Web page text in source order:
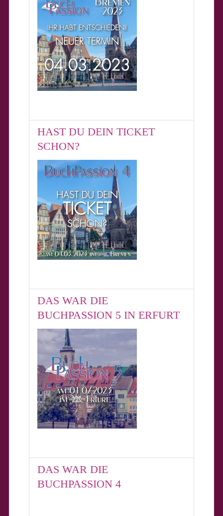
HAST DU DEIN TICKET
SCHON?
DAS WAR DIE
BUCHPASSION 5 IN ERFURT
DAS WAR DIE
BUCHPASSION 4